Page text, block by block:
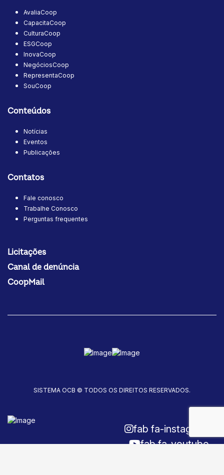
AvaliaCoop
CapacitaCoop
CulturaCoop
ESGCoop
InovaCoop
NegóciosCoop
RepresentaCoop
SouCoop
Conteúdos
Notícias
Eventos
Publicações
Contatos
Fale conosco
Trabalhe Conosco
Perguntas frequentes
Licitações
Canal de denúncia
CoopMail
SISTEMA OCB © TODOS OS DIREITOS RESERVADOS.
fab fa-instagram
fab fa-youtube